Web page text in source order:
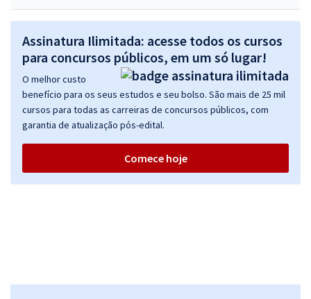
Assinatura Ilimitada: acesse todos os cursos
para concursos públicos, em um só lugar!
O melhor custo
benefício para os seus estudos e seu bolso. São mais de 25 mil
cursos para todas as carreiras de concursos públicos, com
garantia de atualização pós-edital.
Comece hoje